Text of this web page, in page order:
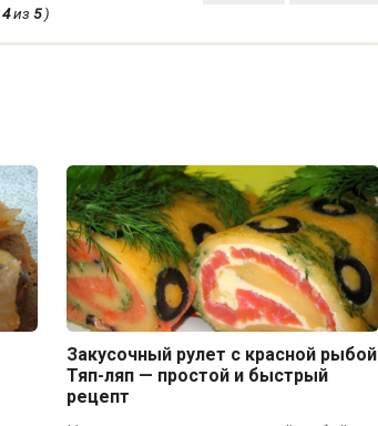
4из 5)
Закусочный рулет с красной рыбой
Тяп-ляп — простой и быстрый
рецепт